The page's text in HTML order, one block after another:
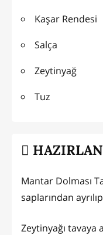
Kaşar Rendesi
Salça
Zeytinyağ
Tuz
Mantar Dolması
saplarından
Zeytinyağı tavaya